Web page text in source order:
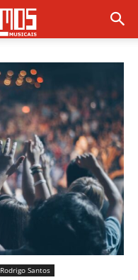
Rodrigo Santos